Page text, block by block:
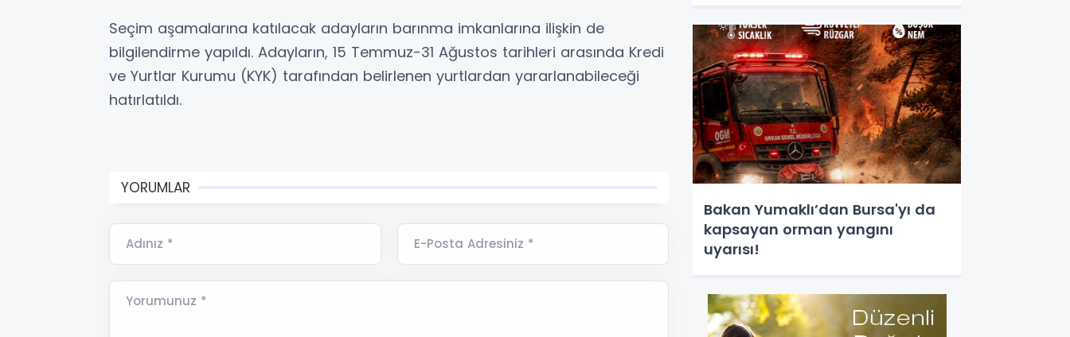
Seçim aşamalarına katılacak adayların barınma imkanlarına ilişkin de
bilgilendirme yapıldı. Adayların, 15 Temmuz-31 Ağustos tarihleri arasında Kredi
ve Yurtlar Kurumu (KYK) tarafından belirlenen yurtlardan yararlanabileceği
hatırlatıldı.
YORUMLAR
Adınız * E-Posta Adresiniz *
Yorumunuz *
Bakan Yumaklı’dan Bursa'yı da
kapsayan orman yangını
uyarısı!